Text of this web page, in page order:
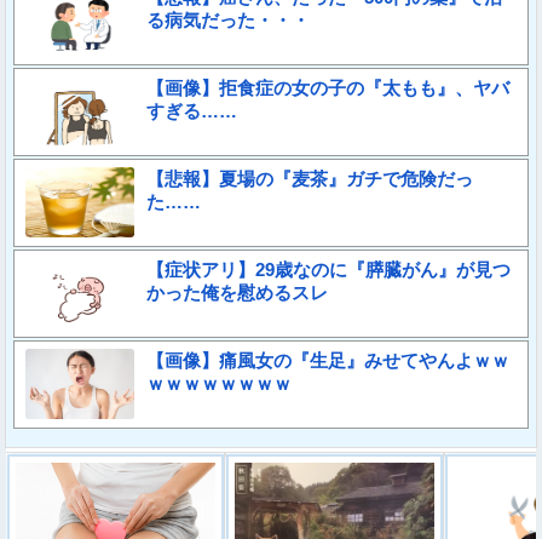
る病気だった・・・
【画像】拒食症の女の子の『太もも』、ヤバ
すぎる……
【悲報】夏場の『麦茶』ガチで危険だっ
た……
【症状アリ】29歳なのに『膵臓がん』が見つ
かった俺を慰めるスレ
【画像】痛風女の『生足』みせてやんよｗｗ
ｗｗｗｗｗｗｗｗ